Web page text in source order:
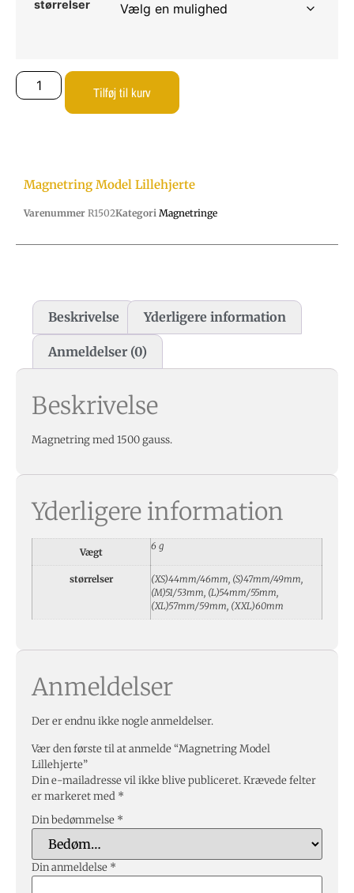
størrelser
Tilføj til kurv
Magnetring Model Lillehjerte
Varenummer R1502Kategori Magnetringe
Beskrivelse Yderligere information
Anmeldelser (0)
Beskrivelse
Magnetring med 1500 gauss.
Yderligere information
Vægt
6 g
størrelser
(XS)44mm/46mm, (S)47mm/49mm,
(M)51/53mm, (L)54mm/55mm,
(XL)57mm/59mm, (XXL)60mm
Anmeldelser
Der er endnu ikke nogle anmeldelser.
Vær den første til at anmelde “Magnetring Model
Lillehjerte”
Din e-mailadresse vil ikke blive publiceret.Krævede felter
er markeret med *
Din bedømmelse *
Din anmeldelse *